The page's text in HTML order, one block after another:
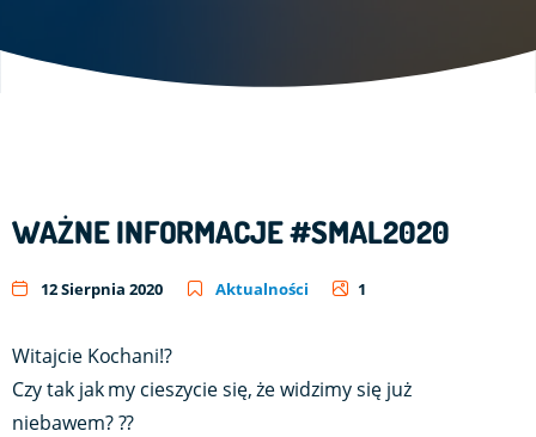
WAŻNE INFORMACJE #SMAL2020
12 Sierpnia 2020 Aktualności 1
Witajcie Kochani!?
Czy tak jak my cieszycie się, że widzimy się już
niebawem? ??